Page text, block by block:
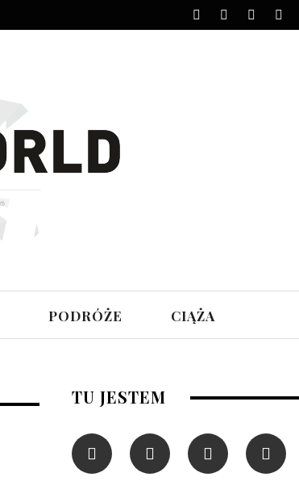
PODRÓŻE CIĄŻA
TU JESTEM